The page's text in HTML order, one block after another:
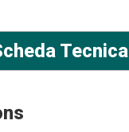
Tecnica